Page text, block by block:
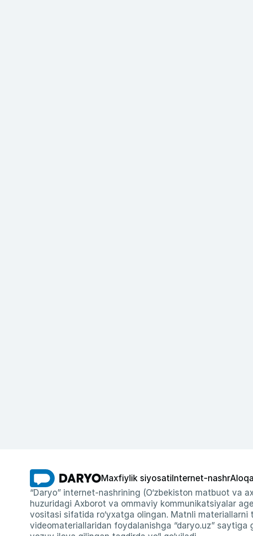
Maxfiylik siyosati Internet-nashr
“Daryo” internet-nashrining (O‘zbekiston matbuot va
huzuridagi Axborot va ommaviy kommunikatsiyalar
vositasi sifatida ro‘yxatga olingan. Matnli
videomateriallaridan foydalanishga “daryo.uz”